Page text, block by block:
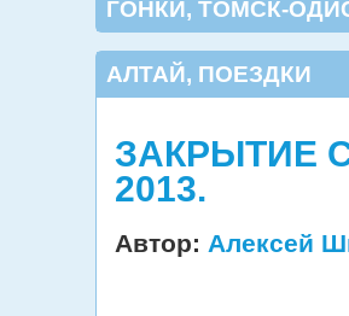
ГОНКИ, ТОМСК-
АЛТАЙ, ПОЕЗДКИ
ЗАКРЫТИЕ
2013.
Автор: Алексей